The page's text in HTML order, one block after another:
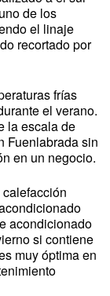
de los
el linaje
recortado por
frías
el verano.
la escala de
Fuenlabrada sin
en un negocio.
acondicionado
si contiene
muy óptima en